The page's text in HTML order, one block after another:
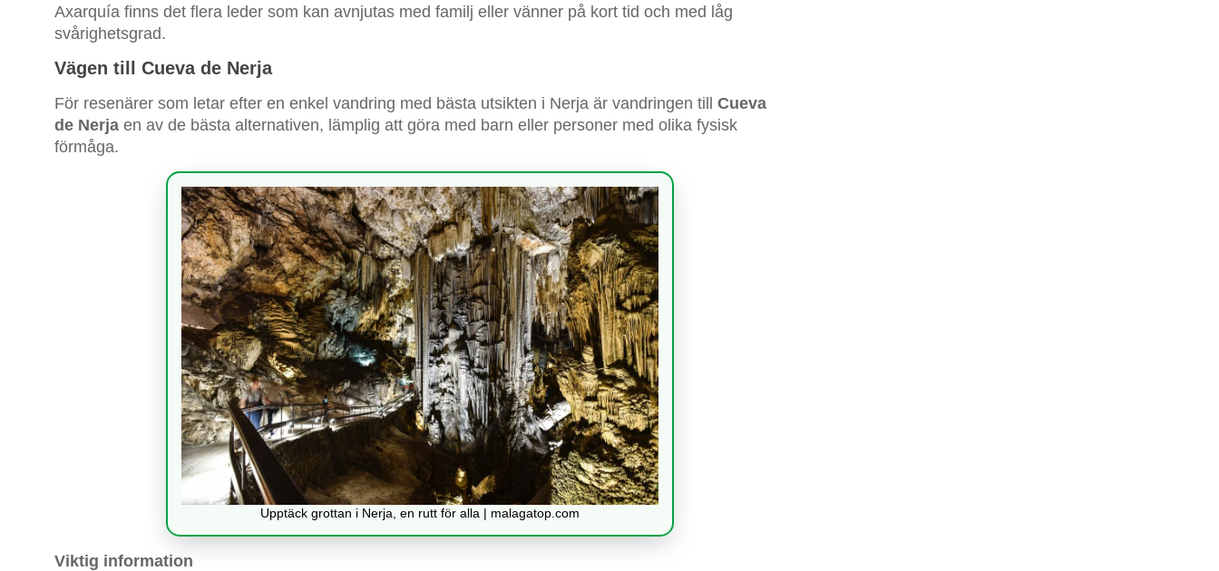
Axarquía finns det flera leder som kan avnjutas med familj eller vänner på kort tid och med låg
svårighetsgrad.
Vägen till Cueva de Nerja
För resenärer som letar efter en enkel vandring med bästa utsikten i Nerja är vandringen till Cueva
de Nerja en av de bästa alternativen, lämplig att göra med barn eller personer med olika fysisk
förmåga.
Upptäck grottan i Nerja, en rutt för alla | malagatop.com
Viktig information